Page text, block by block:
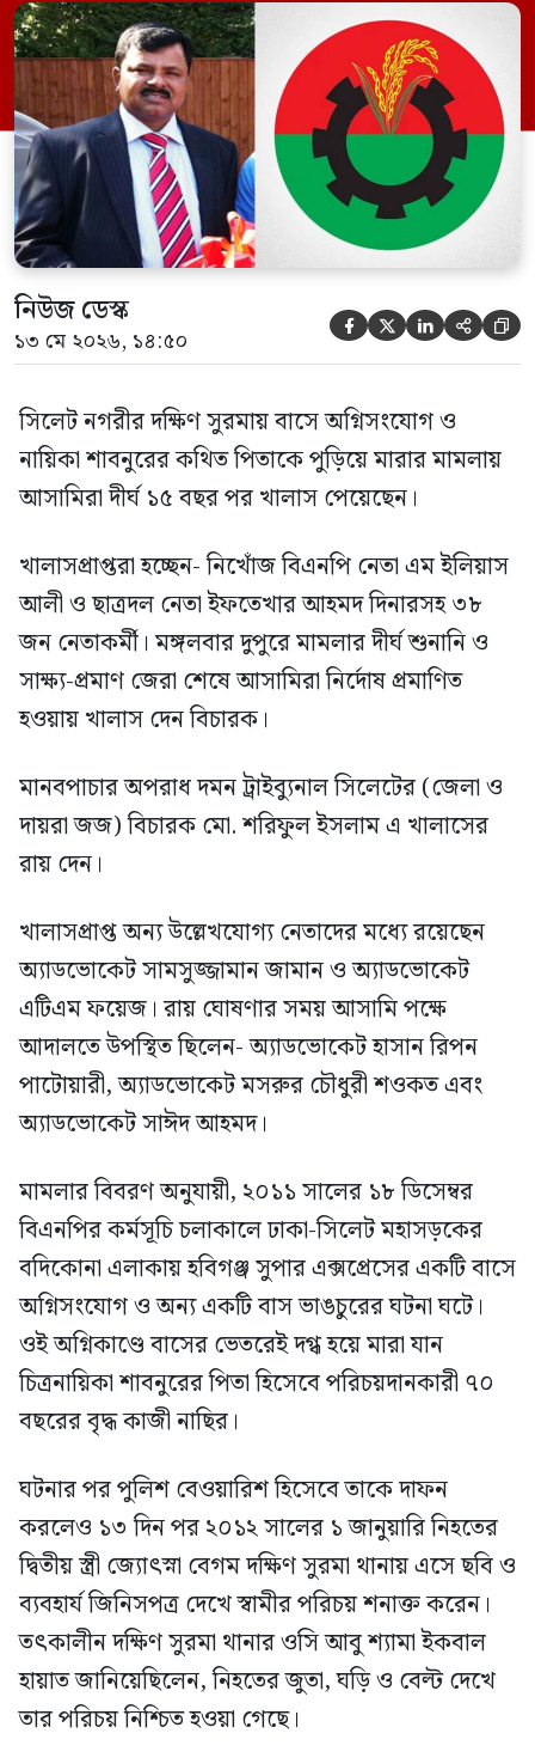
ইফতেখার আহমদ দিনারসহ ৩৮ জন নেতাকর্মী।
মঙ্গলবার দুপুরে মামলার দীর্ঘ শুনানি ও সাক্ষ্য-
প্রমাণ জেরা শেষে আসামিরা নির্দোষ প্রমাণিত
হওয়ায় খালাস দেন বিচারক। মানবপাচার […]
নিউজ ডেস্ক
১৩ মে ২০২৬, ১৪:৫০     
সিলেট নগরীর দক্ষিণ সুরমায় বাসে অগ্নিসংযোগ ও
নায়িকা শাবনুরের কথিত পিতাকে পুড়িয়ে মারার মামলায়
আসামিরা দীর্ঘ ১৫ বছর পর খালাস পেয়েছেন।
খালাসপ্রাপ্তরা হচ্ছেন- নিখোঁজ বিএনপি নেতা এম ইলিয়াস
আলী ও ছাত্রদল নেতা ইফতেখার আহমদ দিনারসহ ৩৮
জন নেতাকর্মী। মঙ্গলবার দুপুরে মামলার দীর্ঘ শুনানি ও
সাক্ষ্য-প্রমাণ জেরা শেষে আসামিরা নির্দোষ প্রমাণিত
হওয়ায় খালাস দেন বিচারক।
মানবপাচার অপরাধ দমন ট্রাইব্যুনাল সিলেটের (জেলা ও
দায়রা জজ) বিচারক মো. শরিফুল ইসলাম এ খালাসের
রায় দেন।
খালাসপ্রাপ্ত অন্য উল্লেখযোগ্য নেতাদের মধ্যে রয়েছেন
অ্যাডভোকেট সামসুজ্জামান জামান ও অ্যাডভোকেট
এটিএম ফয়েজ। রায় ঘোষণার সময় আসামি পক্ষে
আদালতে উপস্থিত ছিলেন- অ্যাডভোকেট হাসান রিপন
পাটোয়ারী, অ্যাডভোকেট মসরুর চৌধুরী শওকত এবং
অ্যাডভোকেট সাঈদ আহমদ।
মামলার বিবরণ অনুযায়ী, ২০১১ সালের ১৮ ডিসেম্বর
বিএনপির কর্মসূচি চলাকালে ঢাকা-সিলেট মহাসড়কের
বদিকোনা এলাকায় হবিগঞ্জ সুপার এক্সপ্রেসের একটি বাসে
অগ্নিসংযোগ ও অন্য একটি বাস ভাঙচুরের ঘটনা ঘটে।
ওই অগ্নিকাণ্ডে বাসের ভেতরেই দগ্ধ হয়ে মারা যান
চিত্রনায়িকা শাবনুরের পিতা হিসেবে পরিচয়দানকারী ৭০
বছরের বৃদ্ধ কাজী নাছির।
ঘটনার পর পুলিশ বেওয়ারিশ হিসেবে তাকে দাফন
করলেও ১৩ দিন পর ২০১২ সালের ১ জানুয়ারি নিহতের
দ্বিতীয় স্ত্রী জ্যোৎস্না বেগম দক্ষিণ সুরমা থানায় এসে ছবি ও
ব্যবহার্য জিনিসপত্র দেখে স্বামীর পরিচয় শনাক্ত করেন।
তৎকালীন দক্ষিণ সুরমা থানার ওসি আবু শ্যামা ইকবাল
হায়াত জানিয়েছিলেন, নিহতের জুতা, ঘড়ি ও বেল্ট দেখে
তার পরিচয় নিশ্চিত হওয়া গেছে।